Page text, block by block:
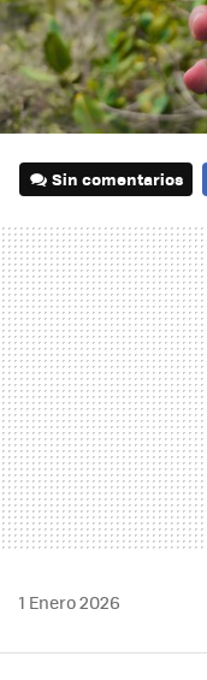
Sin comentarios
1 Enero 2026